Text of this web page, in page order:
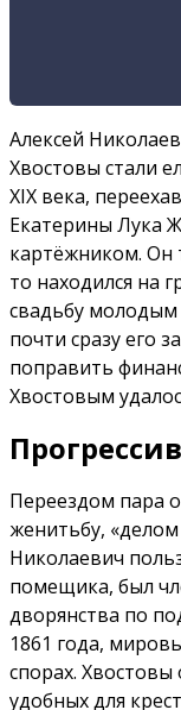
Алексей
Хвостовы стали
XIX века,
Екатерины Лука
картёжником. Он
то находился на
свадьбу
почти сразу его
поправить
Хвостовым
Переездом пара
женитьбу,
Николаевич
помещика, был
дворянства по
1861 года,
спорах.
удобных для